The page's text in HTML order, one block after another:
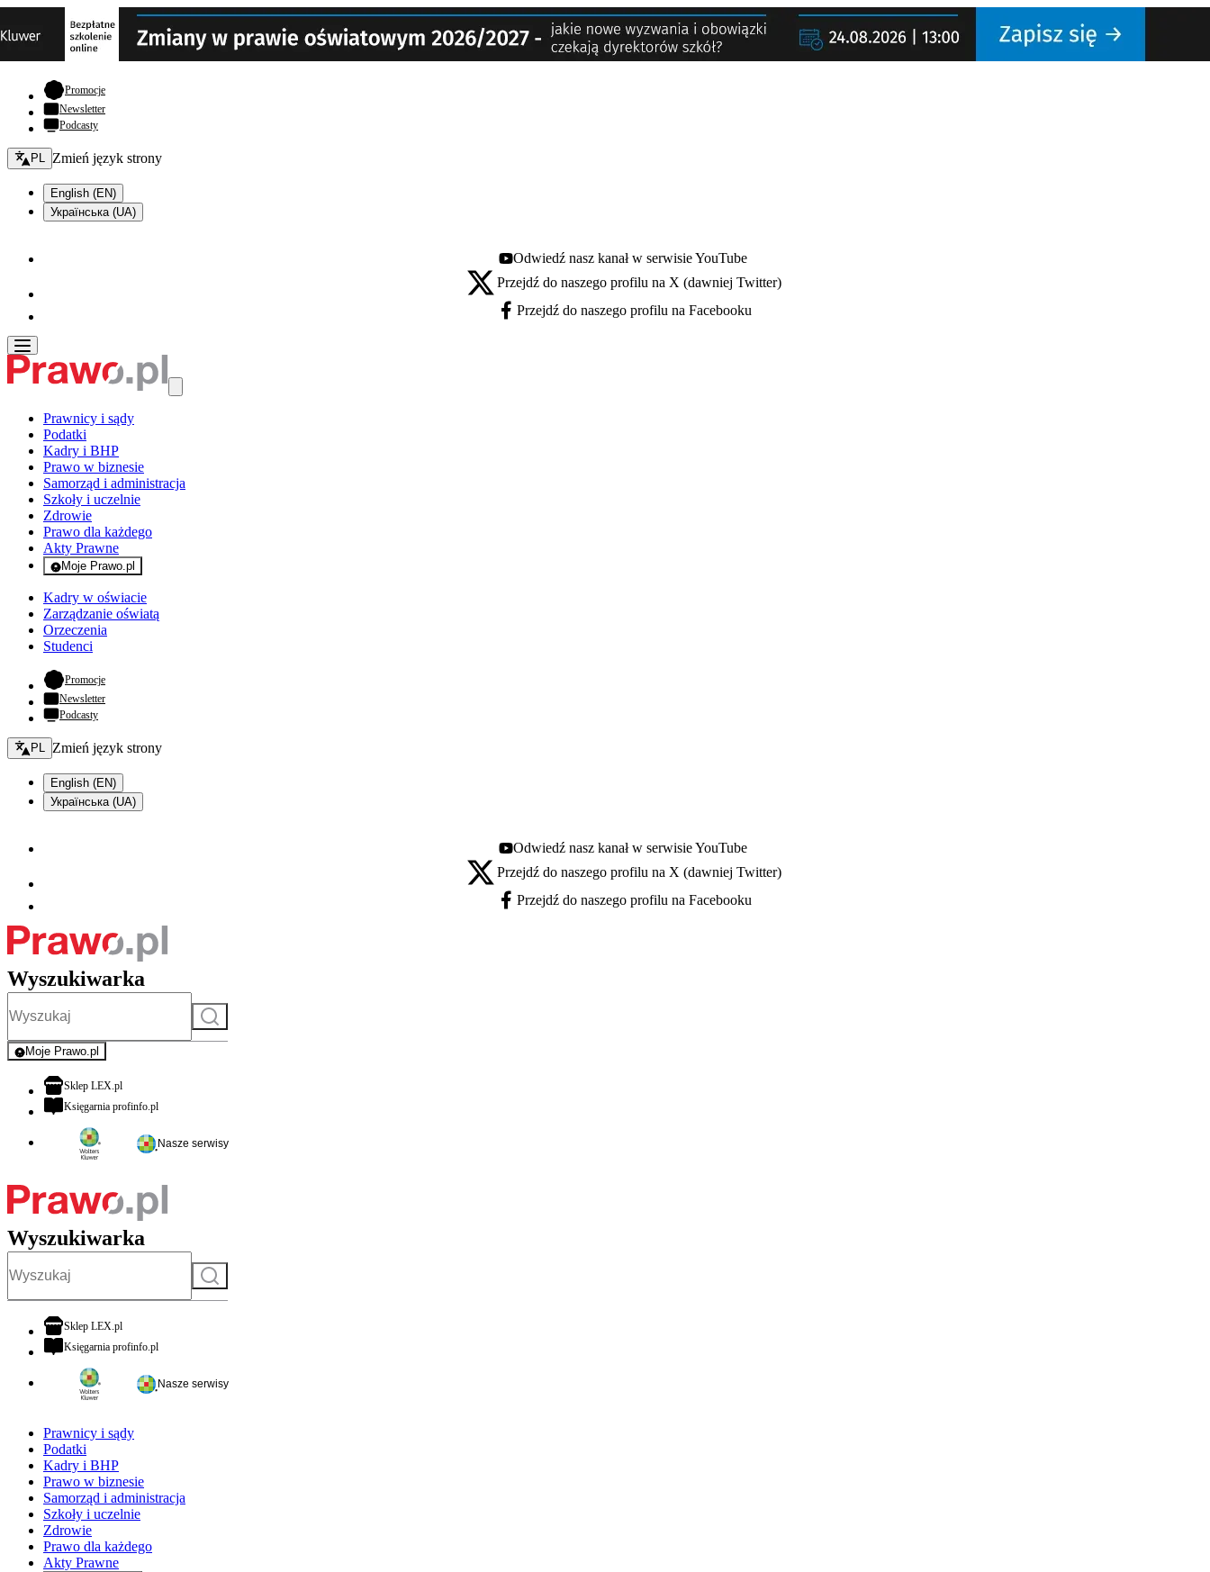
Promocje- otwiera się w nowej karcie
Newsletter
Podcasty
Zmień język - bieżący:
PL Zmień język strony
English (EN)
Українська (UA)
Youtube - otwiera się w nowej karcie
Odwiedź nasz kanał w serwisie YouTube
X - otwiera się w nowej karcie
Przejdź do naszego profilu na X (dawniej Twitter)
Facebook - otwiera się w nowej karcie
Przejdź do naszego profilu na Facebooku
Prawnicy i sądy
Podatki
Kadry i BHP
Prawo w biznesie
Samorząd i administracja
Szkoły i uczelnie
Zdrowie
Prawo dla każdego
Akty Prawne
Moje Prawo.pl
- rejestracja i logowanie do serwisu
Kadry w oświacie
Zarządzanie oświatą
Orzeczenia
Studenci
Promocje- otwiera się w nowej karcie
Newsletter
Podcasty
Zmień język - bieżący:
PL Zmień język strony
English (EN)
Українська (UA)
Youtube - otwiera się w nowej karcie
Odwiedź nasz kanał w serwisie YouTube
X - otwiera się w nowej karcie
Przejdź do naszego profilu na X (dawniej Twitter)
Facebook - otwiera się w nowej karcie
Przejdź do naszego profilu na Facebooku
Wyszukiwarka
Szukaj
Moje Prawo.pl
- rejestracja i logowanie do serwisu
Sklep LEX.plotwiera się w nowej karcie
Księgarnia profinfo.plotwiera się w nowej karcie
Nasze serwisy
Wyszukiwarka
Szukaj
Sklep LEX.plotwiera się w nowej karcie
Księgarnia profinfo.plotwiera się w nowej karcie
Nasze serwisy
Prawnicy i sądy
Podatki
Kadry i BHP
Prawo w biznesie
Samorząd i administracja
Szkoły i uczelnie
Zdrowie
Prawo dla każdego
Akty Prawne